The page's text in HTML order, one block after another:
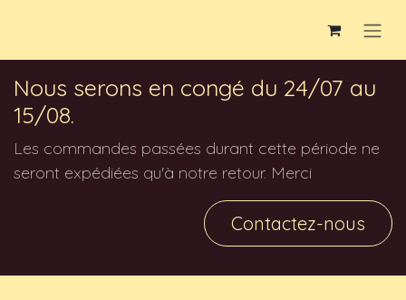
Nous serons en congé du 24/07 au
15/08.
Les commandes passées durant cette période ne
seront expédiées qu'à notre retour. Merci
Contactez-nous